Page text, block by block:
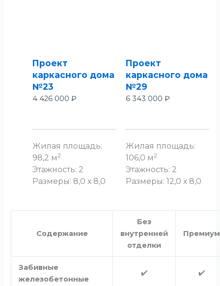
Проект
каркасного дома
№23
4 426 000₽
Жилая площадь:
98,2 м2
Этажность: 2
Размеры: 8,0 х 8,0
Проект
каркасного дома
№29
6 343 000 ₽
Жилая площадь:
106,0 м2
Этажность: 2
Размеры: 12,0 х 8,0
Содержание
Без
внутренней
отделки
Премиум
Забивные
железобетонные
✔️ ✔️